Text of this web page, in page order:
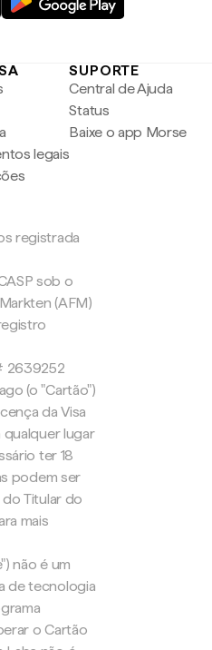
legais
SUPORTE
Central de Ajuda
Status
Baixe o app Morse
registrada
sob o
(AFM)
2639252
(o "Cartão")
da Visa
qualquer lugar
ter 18
podem ser
Titular do
mais
não é um
de tecnologia
o Cartão